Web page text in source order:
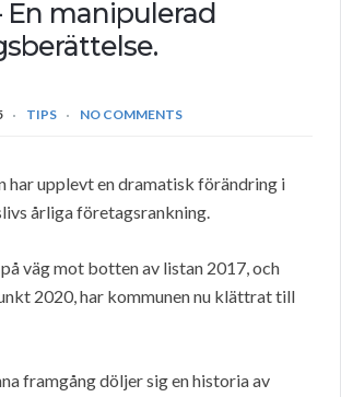
En manipulerad
TIPS NO COMMENTS
har upplevt en dramatisk förändring i
årliga företagsrankning.
väg mot botten av listan 2017, och
2020, har kommunen nu klättrat till
framgång döljer sig en historia av